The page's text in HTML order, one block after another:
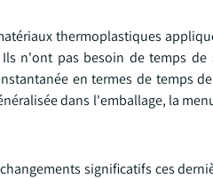
thermoplastiques
n'ont pas besoin de temps
en termes de temps
dans l'emballage, la
significatifs ces